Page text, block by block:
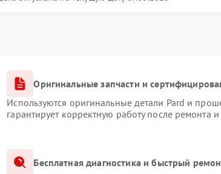
Оригинальные запчасти и
Используются оригинальные детали Pard и
гарантирует корректную работу после ремонта
Бесплатная диагностика и быстрый